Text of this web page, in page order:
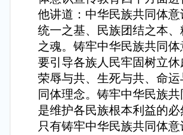
他讲道：中华民族共同体意
统一之基、民族团结之本
之魂。铸牢中华民族共同
要引导各族人民牢固树立休
荣辱与共、生死与共、命
同体理念。铸牢中华民族共
是维护各民族根本利益的必
只有铸牢中华民族共同体